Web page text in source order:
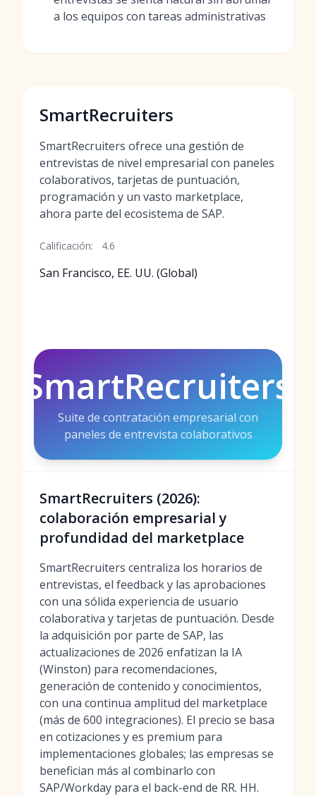
a los equipos con tareas administrativas
SmartRecruiters
SmartRecruiters ofrece una gestión de
entrevistas de nivel empresarial con paneles
colaborativos, tarjetas de puntuación,
programación y un vasto marketplace,
ahora parte del ecosistema de SAP.
Calificación: 4.6
San Francisco, EE. UU. (Global)
SmartRecruiters
Suite de contratación empresarial con
paneles de entrevista colaborativos
SmartRecruiters (2026):
colaboración empresarial y
profundidad del marketplace
SmartRecruiters centraliza los horarios de
entrevistas, el feedback y las aprobaciones
con una sólida experiencia de usuario
colaborativa y tarjetas de puntuación. Desde
la adquisición por parte de SAP, las
actualizaciones de 2026 enfatizan la IA
(Winston) para recomendaciones,
generación de contenido y conocimientos,
con una continua amplitud del marketplace
(más de 600 integraciones). El precio se basa
en cotizaciones y es premium para
implementaciones globales; las empresas se
benefician más al combinarlo con
SAP/Workday para el back-end de RR. HH.